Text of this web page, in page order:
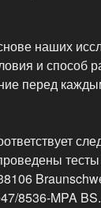
наших
и способ
перед
8536-MPA BS.